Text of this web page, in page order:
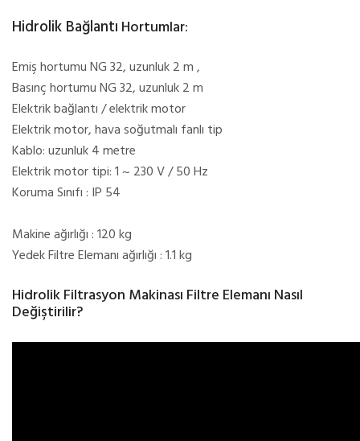
Hidrolik Bağlantı Hortumlar:
Emiş hortumu NG 32, uzunluk 2 m ,
Basınç hortumu NG 32, uzunluk 2 m
Elektrik bağlantı / elektrik motor
Elektrik motor, hava soğutmalı fanlı tip
Kablo: uzunluk 4 metre
Elektrik motor tipi: 1 ~ 230 V / 50 Hz
Koruma Sınıfı : IP 54
Makine ağırlığı : 120 kg
Yedek Filtre Elemanı ağırlığı : 1.1 kg
Hidrolik Filtrasyon Makinası Filtre Elemanı Nasıl
Değiştirilir?